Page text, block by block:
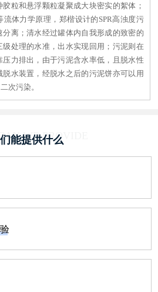
粒和悬浮颗粒凝聚成大块密实的絮体；
体力学原理，郑楷设计的SPR高浊度污
离；清水经过罐体内自我形成的致密的
处理的水准，出水实现回用；污泥则在
力排出，由于污泥含水率低，且脱水性
水装置，经脱水之后的污泥饼亦可以用
次污染。
WE PROVIDE
能提供什么